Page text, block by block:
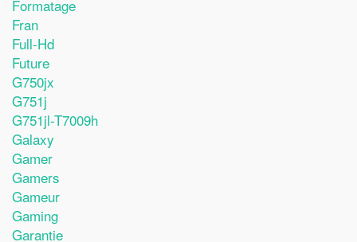
Formatage
Fran
Full-Hd
Future
G750jx
G751j
G751jl-T7009h
Galaxy
Gamer
Gamers
Gameur
Gaming
Garantie